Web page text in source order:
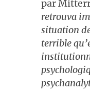
par
retrouva
situation
terrible